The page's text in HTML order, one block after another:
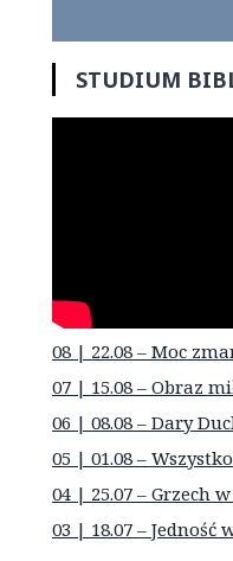
STUDIUM
08 | 22.08 – Moc
07 | 15.08 – Obraz
06 | 08.08 – Dary
05 | 01.08 –
04 | 25.07 – Grzech
03 | 18.07 – Jedność